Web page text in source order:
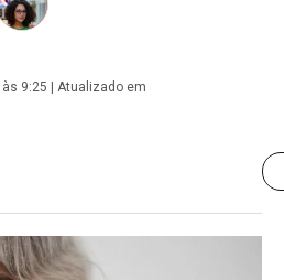
9:25 | Atualizado em